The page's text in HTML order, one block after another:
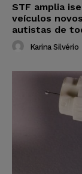
STF amplia
veículos
autistas de
Karina Silvério